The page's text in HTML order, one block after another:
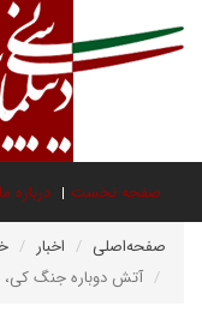
صفحه نخست درباره ما
صفحه‌اصلی اخبار
آتش دوباره جنگ کی،